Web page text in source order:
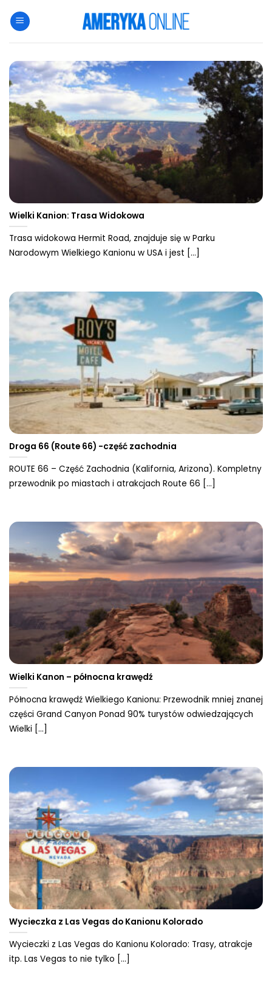
do
Wielki Kanion: Trasa Widokowa
Trasa widokowa Hermit Road, znajduje się w Parku
Narodowym Wielkiego Kanionu w USA i jest [...]
Droga 66 (Route 66) -część zachodnia
ROUTE 66 – Część Zachodnia (Kalifornia, Arizona). Kompletny
przewodnik po miastach i atrakcjach Route 66 [...]
Wielki Kanon – północna krawędź
Północna krawędź Wielkiego Kanionu: Przewodnik mniej znanej
części Grand Canyon Ponad 90% turystów odwiedzających
Wielki [...]
Wycieczka z Las Vegas do Kanionu Kolorado
Wycieczki z Las Vegas do Kanionu Kolorado: Trasy, atrakcje
itp. Las Vegas to nie tylko [...]